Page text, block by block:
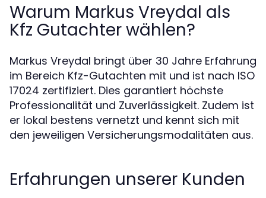
Warum Markus Vreydal als
Kfz Gutachter wählen?
Markus Vreydal bringt über 30 Jahre Erfahrung
im Bereich Kfz-Gutachten mit und ist nach ISO
17024 zertifiziert. Dies garantiert höchste
Professionalität und Zuverlässigkeit. Zudem ist
er lokal bestens vernetzt und kennt sich mit
den jeweiligen Versicherungsmodalitäten aus.
Erfahrungen unserer Kunden